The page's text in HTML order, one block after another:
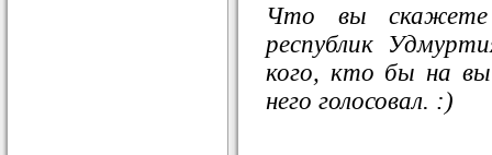
Что вы скажете
республик
кого, кто бы на
него голосовал. :)